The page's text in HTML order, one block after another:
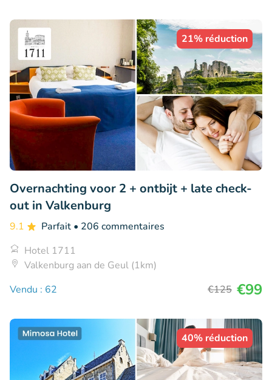
21% réduction
Overnachting voor 2 + ontbijt + late check-
out in Valkenburg
9.1 Parfait • 206 commentaires
Hotel 1711
Valkenburg aan de Geul (1km)
Vendu : 62
€125 €99
40% réduction